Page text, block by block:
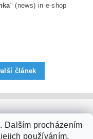
" (news) in e-shop
článek
Dalším procházením
používáním.